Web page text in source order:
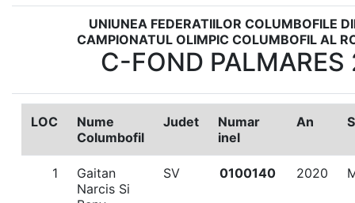
UNIUNEA FEDERATIILOR COLUMBOFILE
CAMPIONATUL OLIMPIC COLUMBOFIL AL
C-FOND PALMARES
LOC
Nume
Columbofil
Judet
Numar
inel
An
1
Gaitan
Narcis Si
SV 0100140 2020